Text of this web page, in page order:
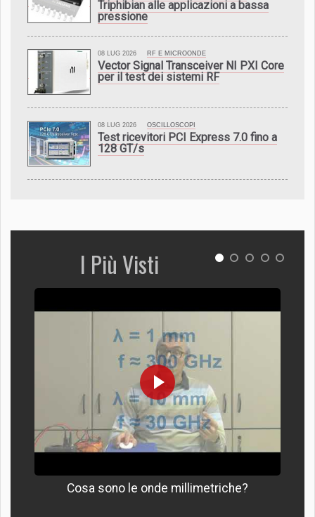
Triphibian alle applicazioni a bassa
pressione
08 LUG 2026 RF E MICROONDE
Vector Signal Transceiver NI PXI Core
per il test dei sistemi RF
08 LUG 2026 OSCILLOSCOPI
Test ricevitori PCI Express 7.0 fino a
128 GT/s
I Più Visti
Cosa sono le onde millimetriche?